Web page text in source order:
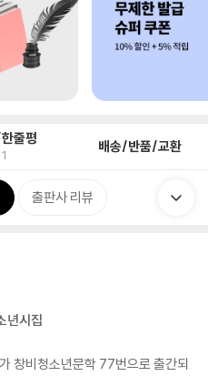
줄평
1 배송/반품/교환
출판사 리뷰
년시집
창비청소년문학 77번으로 출간되